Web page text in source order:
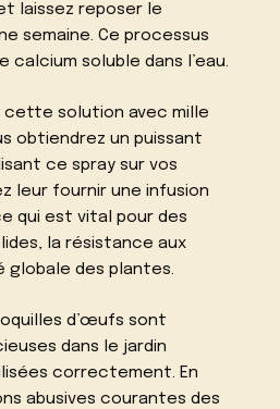
laissez reposer le
semaine. Ce processus
calcium soluble dans l’eau.
cette solution avec mille
obtiendrez un puissant
ce spray sur vos
leur fournir une infusion
qui est vital pour des
la résistance aux
globale des plantes.
d’œufs sont
dans le jardin
correctement. En
abusives courantes des